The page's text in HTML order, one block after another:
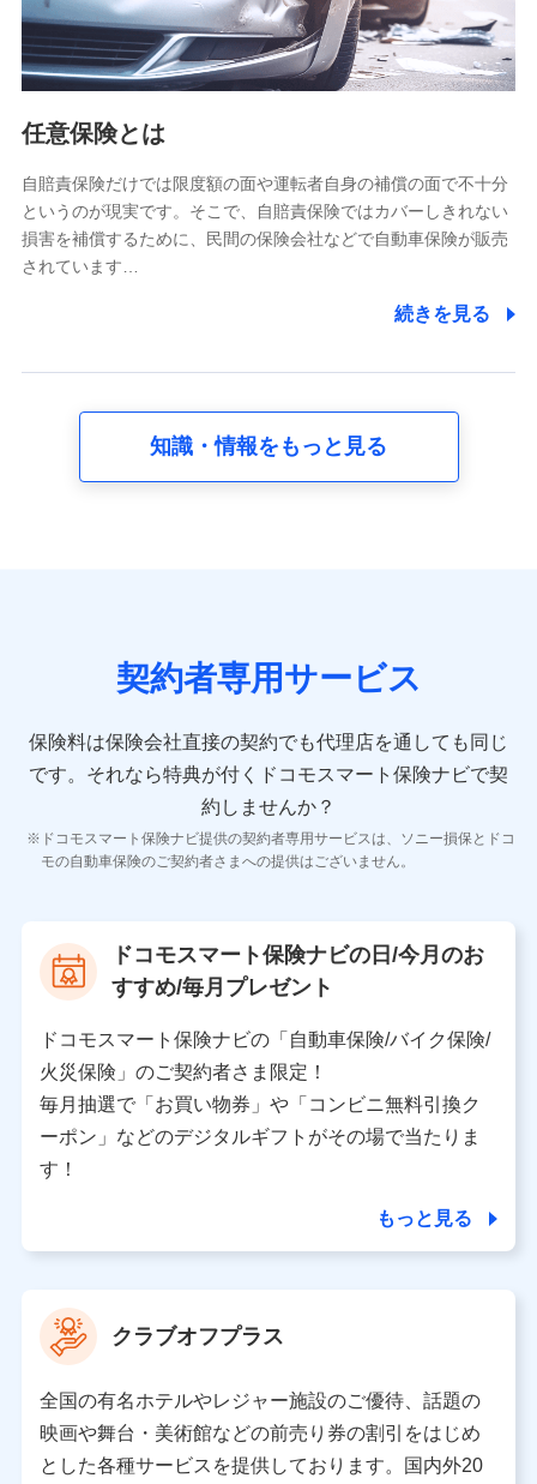
属性、連絡先、dポイントサービスのご利用に関する情
報。例として、dポイントカード番号、性別、年齢、家族
構成、住所、dポイント残高、dポイント利用履歴などが
含まれます。
当社又は株式会社NTTドコモが提供する各種サービスな
又は株式会社NTTドコモが提供する各種サービスのご契
約状態・ご利用履歴インターネット利用時の行動に関す
る情報、アプリケーション利用時の行動に関する情報、
購入されたサービスや商品の名称・購入場所・決済に関
する情報、アンケートの回答に関する情報などが含まれ
の内容、保険料、保険料のお支払方法、車のメーカーや
走行距離などの情報、建物の構造や築年数などの情報、
険契約に関する情報。例として、保険契約者及び被保険
者の氏名、住所、生年月日、性別、保険契約者と被保険
報、建物の構造や築年数などの情報、ペットの種類や年
齢などの情報などが含まれます。
【共同して利用する者の範囲】
当社
当社又は株式会社NTTドコモが提供する保険関連サービ
スにおけるユーザ登録受付および管理のため
を受けている保険会社・提携会社の保険その他に関する
情報を提供するため、また維持管理等の委託業務遂行の
ため、またそれらに付帯、関連する当社、株式会社NTT
ドコモおよび提携会社のサービスを案内、提供するため
（各サービスで取得したサービス利用履歴、ウェブサイ
トの閲覧履歴、購買履歴、ご契約内容等のパーソナルデ
ータを分析して、お客さまの趣味・嗜好・傾向に応じた
上記に係る案内・手続き・管理等付帯業務を行うため
【当該個人データの管理について責任を有する者の名称・住
所・代表者名】
当該個人データを取り扱う各共同利用者（詳細は次のとお
り）
東京都千代田区永田町2丁目11番1号 山王パークタワー
任意保険とは
自賠責保険だけでは限度額の面や運転者自身の補償の面で不十分
というのが現実です。そこで、自賠責保険ではカバーしきれない
損害を補償するために、民間の保険会社などで自動車保険が販売
されています…
続きを見る
知識・情報をもっと見る
契約者専用サービス
保険料は保険会社直接の契約でも代理店を通しても同じ
です。 それなら特典が付くドコモスマート保険ナビで契
約しませんか？
ドコモスマート保険ナビ提供の契約者専用サービスは、ソニー損保とドコ
モの自動車保険のご契約者さまへの提供はございません。
ドコモスマート保険ナビの日/今月のお
すすめ/毎月プレゼント
ドコモスマート保険ナビの「自動車保険/バイク保険/
火災保険」のご契約者さま限定！
毎月抽選で「お買い物券」や「コンビニ無料引換ク
ーポン」などのデジタルギフトがその場で当たりま
す！
もっと見る
クラブオフプラス
全国の有名ホテルやレジャー施設のご優待、話題の
映画や舞台・美術館などの前売り券の割引をはじめ
とした各種サービスを提供しております。国内外20